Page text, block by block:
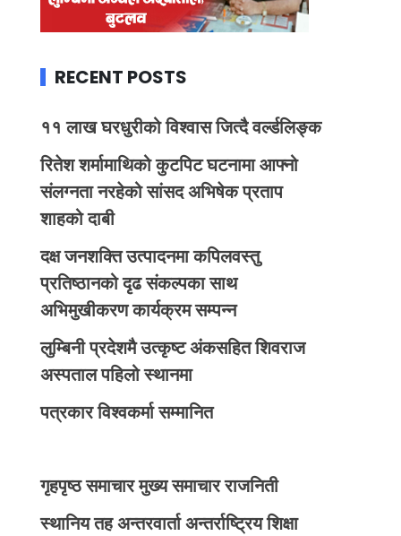
RECENT POSTS
११ लाख घरधुरीको विश्वास जित्दै वर्ल्डलिङ्क
रितेश शर्मामाथिको कुटपिट घटनामा आफ्नो
संलग्नता नरहेको सांसद अभिषेक प्रताप
शाहको दाबी
दक्ष जनशक्ति उत्पादनमा कपिलवस्तु
प्रतिष्ठानको दृढ संकल्पका साथ
अभिमुखीकरण कार्यक्रम सम्पन्न
लुम्बिनी प्रदेशमै उत्कृष्ट अंकसहित शिवराज
अस्पताल पहिलो स्थानमा
पत्रकार विश्वकर्मा सम्मानित
गृहपृष्ठ समाचार मुख्य समाचार राजनिती
स्थानिय तह अन्तरवार्ता अन्तर्राष्ट्रिय शिक्षा